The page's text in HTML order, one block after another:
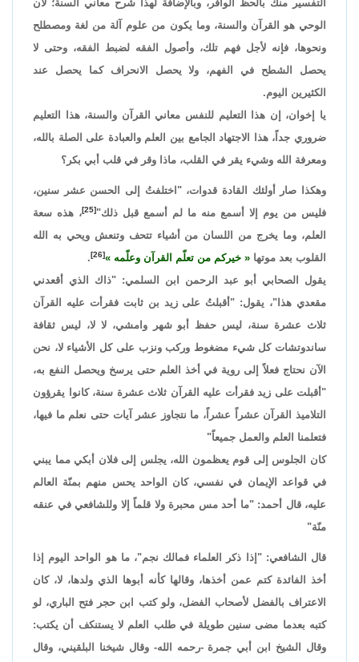
التفسير منك بالحظ الوافر، وبالإضافة لهذا شرح معاني السنة؛ لأن
الوحي هو القرآن والسنة، وما يكون من علوم آلة من لغة ومصطلح
ونحوها، فإنه لأجل فهم تلك، وأصول الفقه لضبط الفقه، وحتى لا
يحصل الشطح في الفهم، ولا يحصل الانحراف كما يحصل عند
الكثيرين اليوم.
يا إخوان، إن هذا التعليم للنفس معاني القرآن والسنة، هذا التعليم
ضروري جداً، هذا الاجتهاد الجامع بين العلم والعبادة على الصلة بالله،
ومعرفة الله وشيء يقر في القلب، ماذا وقر في قلب أبي بكر؟
وهكذا صار أولئك القادة قدوات، "اختلفتُ إلى الحسن عشر سنين،
فليس من يوم إلا أسمع منه ما لم أسمع قبل ذلك"[25]
، هذه سعة
العلم، وما يخرج من اللسان من أشياء تتحف وتنعش ويحي به الله
القلوب بعد موتها
خيركم من تعلّم القرآن وعلّمه [26]
.
يقول الصحابي أبو عبد الرحمن ابن السلمي: "ذاك الذي أقعدني
مقعدي هذا"، يقول: "أقبلتُ على زيد بن ثابت فقرأت عليه القرآن
ثلاث عشرة سنة، ليس حفظ أبو شهر وامشي، لا لا، ليس ثقافة
ساندوتشات كل شيء مضغوط وركب ونزب على كل الأشياء لا، نحن
الآن نحتاج فعلاً إلى روية في أخذ العلم حتى يرسخ ويحصل النفع به،
"أقبلت على زيد فقرأت عليه القرآن ثلاث عشرة سنة، كانوا يقرؤون
التلاميذ القرآن عشراً عشراً، ما نتجاوز عشر آيات حتى نعلم ما فيها،
فتعلمنا العلم والعمل جميعاً"
كان الجلوس إلى قوم يعظمون الله، يجلس إلى فلان أبكي مما يبني
في قواعد الإيمان في نفسي، كان الواحد يحس منهم بمنّة العالم
عليه، قال أحمد: "ما أحد مس محبرة ولا قلماً إلا وللشافعي في عنقه
منّة"
قال الشافعي: "إذا ذكر العلماء فمالك نجم"، ما هو الواحد اليوم إذا
أخذ الفائدة كتم عمن أخذها، وقالها كأنه أبوها الذي ولدها، لا، كان
الاعتراف بالفضل لأصحاب الفضل، ولو كتب ابن حجر فتح الباري، لو
كتبه بعدما مضى سنين طويلة في طلب العلم لا يستنكف أن يكتب:
وقال الشيخ ابن أبي جمرة -رحمه الله- وقال شيخنا البلقيني، وقال